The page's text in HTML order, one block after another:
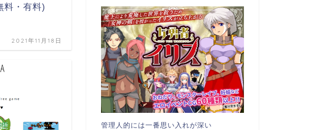
料・有料)
2021年11月18日
管理人的には一番思い入れが深い